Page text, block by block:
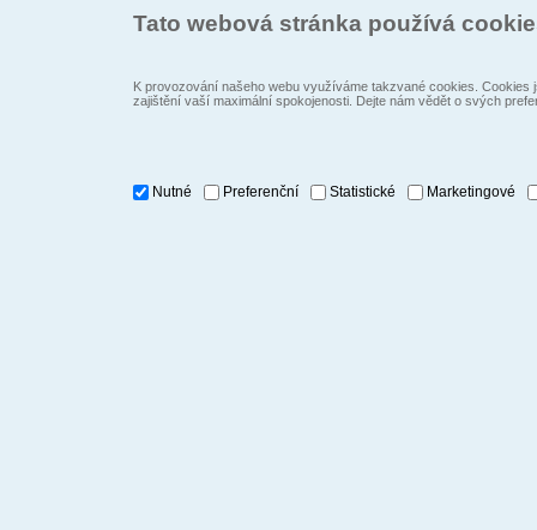
Tato webová stránka používá
K provozování našeho webu využíváme takzvané cookies.
zajištění vaší maximální spokojenosti. Dejte nám vědět o svých
Nutné Preferenční Statistické Marketingové